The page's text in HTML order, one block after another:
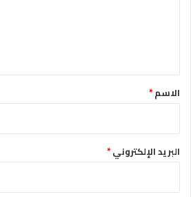
*الاسم*
البريد الإلكتروني*